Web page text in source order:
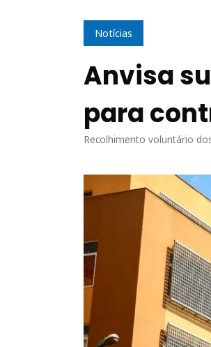
Notícias
Anvisa
para
Recolhimento voluntário